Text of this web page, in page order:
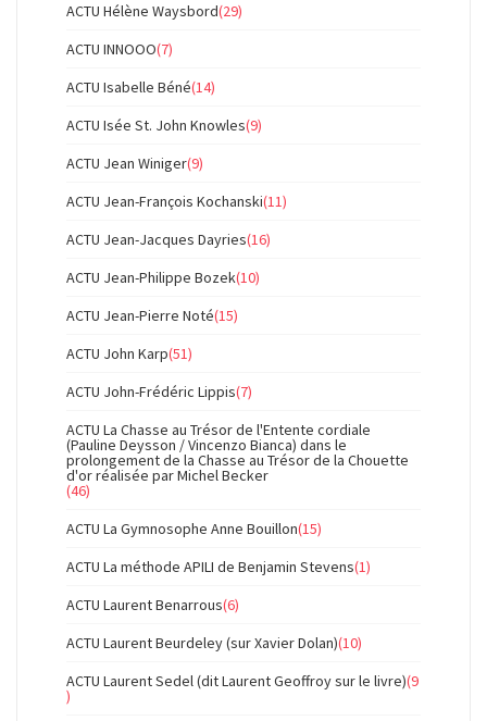
ACTU Hélène Waysbord(29)
ACTU INNOOO(7)
ACTU Isabelle Béné(14)
ACTU Isée St. John Knowles(9)
ACTU Jean Winiger(9)
ACTU Jean-François Kochanski(11)
ACTU Jean-Jacques Dayries(16)
ACTU Jean-Philippe Bozek(10)
ACTU Jean-Pierre Noté(15)
ACTU John Karp(51)
ACTU John-Frédéric Lippis(7)
ACTU La Chasse au Trésor de l'Entente cordiale
(Pauline Deysson / Vincenzo Bianca) dans le
prolongement de la Chasse au Trésor de la Chouette
d'or réalisée par Michel Becker
(46)
ACTU La Gymnosophe Anne Bouillon(15)
ACTU La méthode APILI de Benjamin Stevens(1)
ACTU Laurent Benarrous(6)
ACTU Laurent Beurdeley (sur Xavier Dolan)(10)
ACTU Laurent Sedel (dit Laurent Geoffroy sur le livre)(9
)